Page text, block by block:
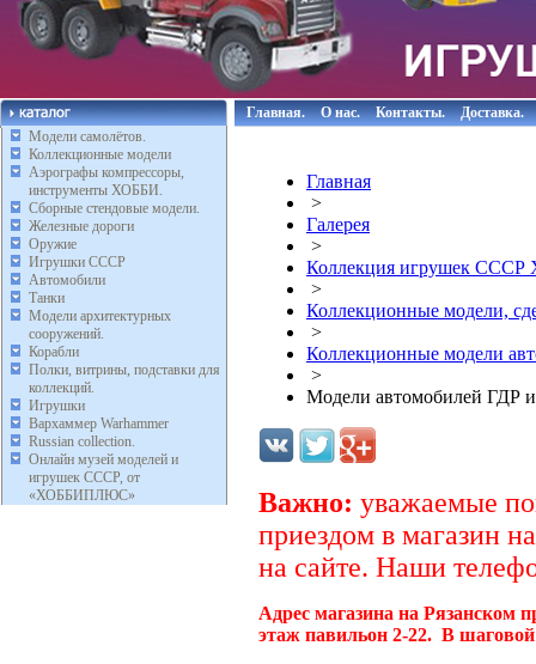
Модели самолётов.
Коллекционные модели
Аэрографы компрессоры,
инструменты ХОББИ.
Сборные стендовые модели.
Железные дороги
Оружие
Игрушки СССР
Автомобили
Танки
Модели архитектурных
сооружений.
Корабли
Полки, витрины, подставки для
коллекций.
Игрушки
Вархаммер Warhammer
Russian collection.
Онлайн музей моделей и
игрушек СССР, от
«ХОББИПЛЮС»
Главная. О нас. Контакты. Доставка.
Главная
>
Галерея
>
Коллекция игрушек
>
Коллекционные модели,
>
Коллекционные модели
>
Модели автомобилей ГДР
Важно: уважаемые
приездом в магазин
на сайте. Наши
Адрес магазина на Рязанском
этаж павильон 2-22. В